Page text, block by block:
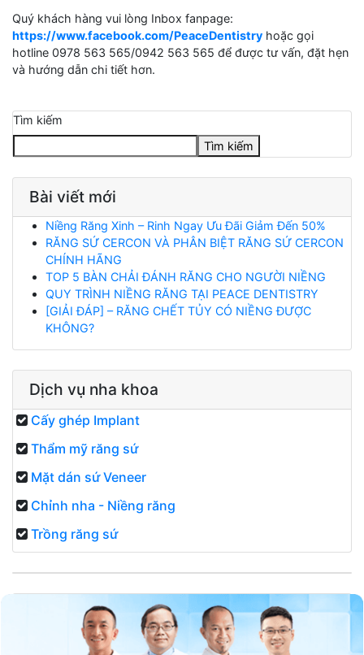
Quý khách hàng vui lòng Inbox fanpage:
https://www.facebook.com/PeaceDentistry hoặc gọi
hotline 0978 563 565/0942 563 565 để được tư vấn, đặt hẹn
và hướng dẫn chi tiết hơn.
Tìm kiếm
Tìm kiếm
Bài viết mới
Niềng Răng Xinh – Rinh Ngay Ưu Đãi Giảm Đến 50%
RĂNG SỨ CERCON VÀ PHÂN BIỆT RĂNG SỨ CERCON
CHÍNH HÃNG
TOP 5 BÀN CHẢI ĐÁNH RĂNG CHO NGƯỜI NIỀNG
QUY TRÌNH NIỀNG RĂNG TẠI PEACE DENTISTRY
[GIẢI ĐÁP] – RĂNG CHẾT TỦY CÓ NIỀNG ĐƯỢC
KHÔNG?
Dịch vụ nha khoa
Cấy ghép Implant
Thẩm mỹ răng sứ
Mặt dán sứ Veneer
Chỉnh nha - Niềng răng
Trồng răng sứ